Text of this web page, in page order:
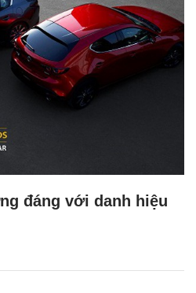
đáng với danh hiệu